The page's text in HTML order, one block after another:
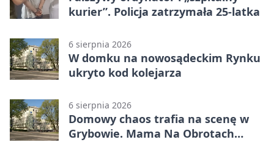
kurier”. Policja zatrzymała 25-latka
6 sierpnia 2026
W domku na nowosądeckim Rynku
ukryto kod kolejarza
6 sierpnia 2026
Domowy chaos trafia na scenę w
Grybowie. Mama Na Obrotach